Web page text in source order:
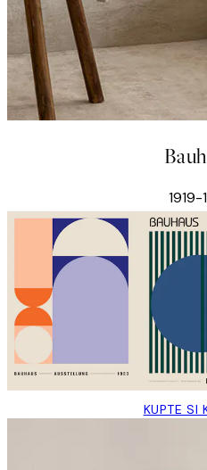
1919-
KUPTE SI